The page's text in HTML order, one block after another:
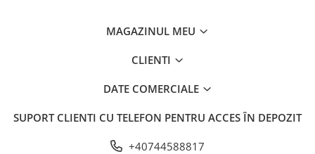
MAGAZINUL MEU
CLIENTI
DATE COMERCIALE
SUPORT CLIENTI CU TELEFON PENTRU ACCES ÎN DEPOZIT
+40744588817